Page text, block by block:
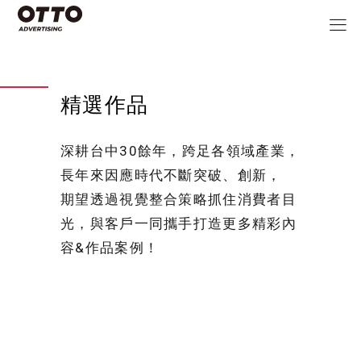
精選作品
深耕台中30餘年，跨足各領域產業，
長年來因應時代不斷突破、創新，
期望透過視覺整合策略抓住消費者目
光，與客戶一同攜手打造更多精彩內
容&作品案例！